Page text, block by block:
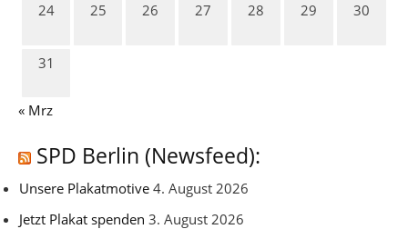
24 25 26 27 28 29 30
31
« Mrz
SPD Berlin (Newsfeed):
Unsere Plakatmotive 4. August 2026
Jetzt Plakat spenden 3. August 2026